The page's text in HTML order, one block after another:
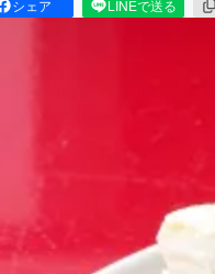
シェア LINEで送る